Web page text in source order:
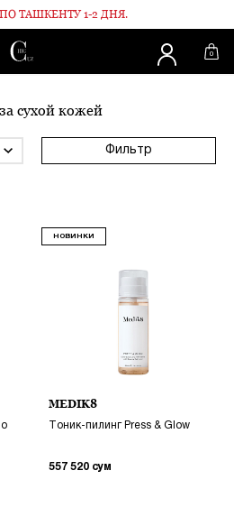
ТАШКЕНТУ 1-2 ДНЯ.
0
за сухой кожей
Фильтр
НОВИНКИ
MEDIK8
Тоник-пилинг Press & Glow
557 520 сум